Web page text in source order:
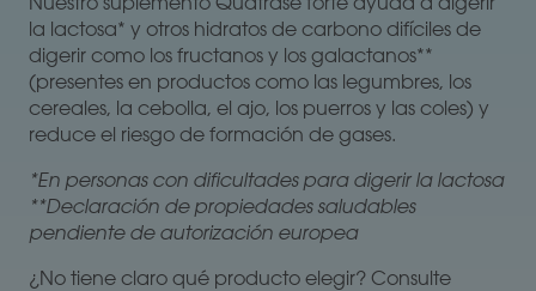
la lactosa* y otros hidratos de carbono difíciles de
digerir como los fructanos y los galactanos**
(presentes en productos como las legumbres, los
cereales, la cebolla, el ajo, los puerros y las coles) y
reduce el riesgo de formación de gases.
*En personas con dificultades para digerir la lactosa
**Declaración de propiedades saludables
pendiente de autorización europea
¿No tiene claro qué producto elegir? Consulte